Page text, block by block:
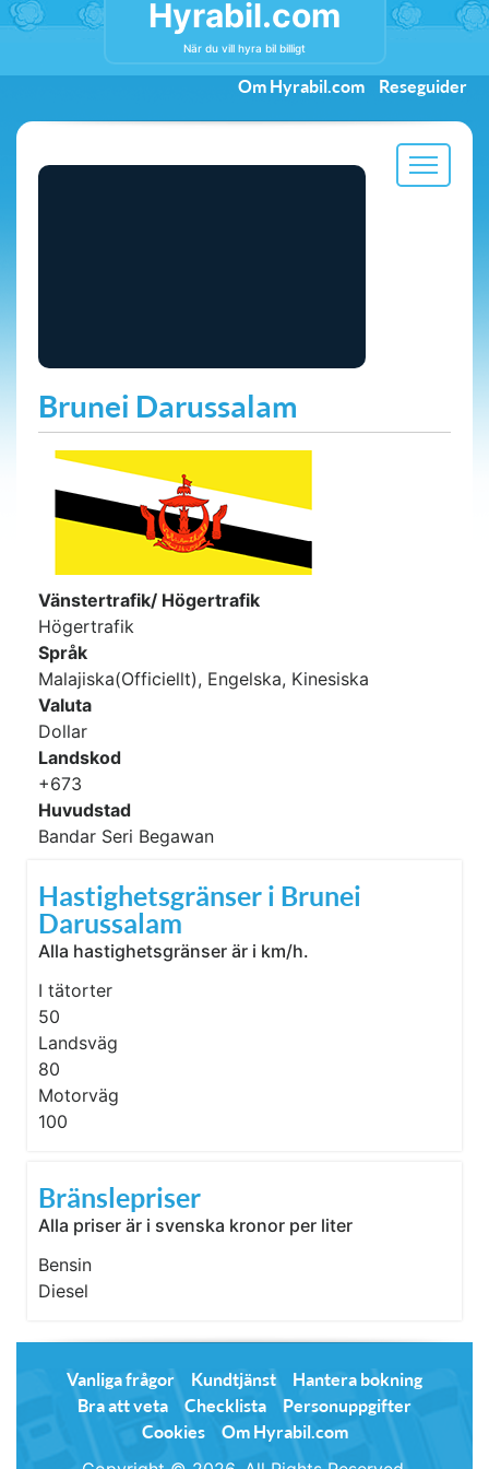
Hyrabil.com
När du vill hyra bil billigt
Om Hyrabil.com Reseguider
Brunei Darussalam
Vänstertrafik/ Högertrafik
Högertrafik
Språk
Malajiska(Officiellt), Engelska, Kinesiska
Valuta
Dollar
Landskod
+673
Huvudstad
Bandar Seri Begawan
Hastighetsgränser i Brunei
Darussalam
Alla hastighetsgränser är i km/h.
I tätorter
50
Landsväg
80
Motorväg
100
Bränslepriser
Alla priser är i svenska kronor per liter
Bensin
Diesel
Vanliga frågor Kundtjänst
Hantera bokning
Bra att veta
Checklista
Personuppgifter
Cookies
Om Hyrabil.com